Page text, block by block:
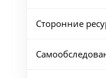
Сторонние